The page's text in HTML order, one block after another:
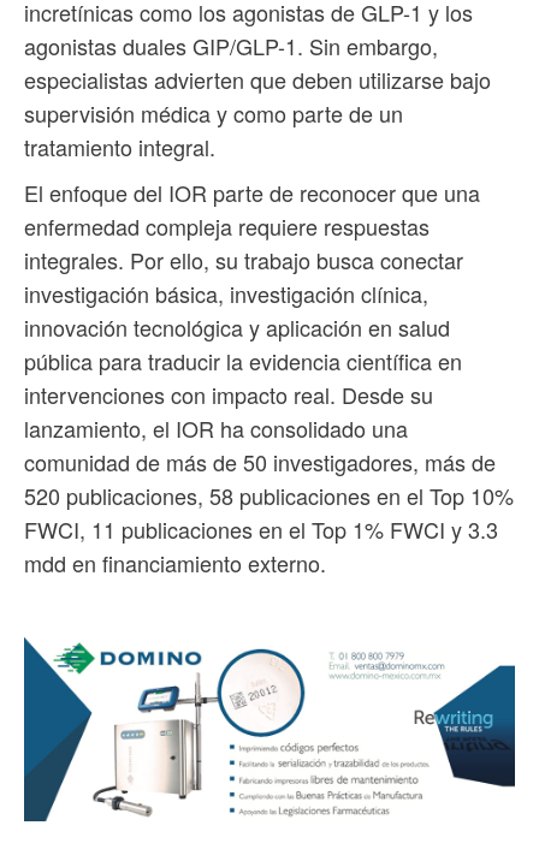
incretínicas como los agonistas de GLP-1 y los
agonistas duales GIP/GLP-1. Sin embargo,
especialistas advierten que deben utilizarse bajo
supervisión médica y como parte de un
tratamiento integral.
El enfoque del IOR parte de reconocer que una
enfermedad compleja requiere respuestas
integrales. Por ello, su trabajo busca conectar
investigación básica, investigación clínica,
innovación tecnológica y aplicación en salud
pública para traducir la evidencia científica en
intervenciones con impacto real. Desde su
lanzamiento, el IOR ha consolidado una
comunidad de más de 50 investigadores, más de
520 publicaciones, 58 publicaciones en el Top 10%
FWCI, 11 publicaciones en el Top 1% FWCI y 3.3
mdd en financiamiento externo.